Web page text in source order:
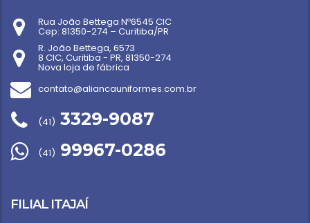
Rua João Bettega Nº6545 CIC
Cep: 81350-274 – Curitiba/PR
R. João Bettega, 6573
8 CIC, Curitiba - PR, 81350-274
Nova loja de fábrica
contato@aliancauniformes.com.br
(41) 3329-9087
(41) 99967-0286
FILIAL ITAJAÍ